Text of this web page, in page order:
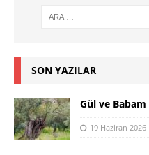
SON YAZILAR
Gül ve Babam
19 Haziran 2026